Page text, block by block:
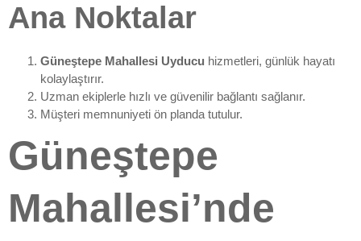
Ana Noktalar
Güneştepe Mahallesi Uyducu hizmetleri, günlük hayatı
kolaylaştırır.
Uzman ekiplerle hızlı ve güvenilir bağlantı sağlanır.
Müşteri memnuniyeti ön planda tutulur.
Güneştepe
Mahallesi’nde